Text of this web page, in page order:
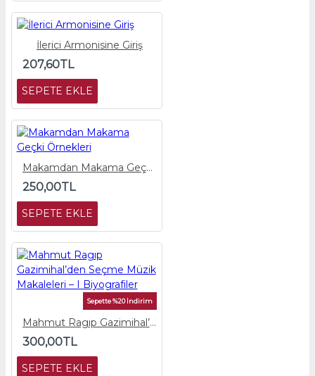
İlerici Armonisine Giriş
207,60TL
SEPETE EKLE
Makamdan Makama Geçki Örnekleri
250,00TL
SEPETE EKLE
Sepette %20 İndirim
Mahmut Ragıp Gazimihal’den Seçme Müzik Makaleleri – I Biyografiler
300,00TL
SEPETE EKLE